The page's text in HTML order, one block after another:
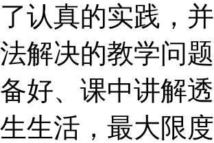
了认真的实践，
法解决的教学问
备好、课中讲解
生生活，最大限